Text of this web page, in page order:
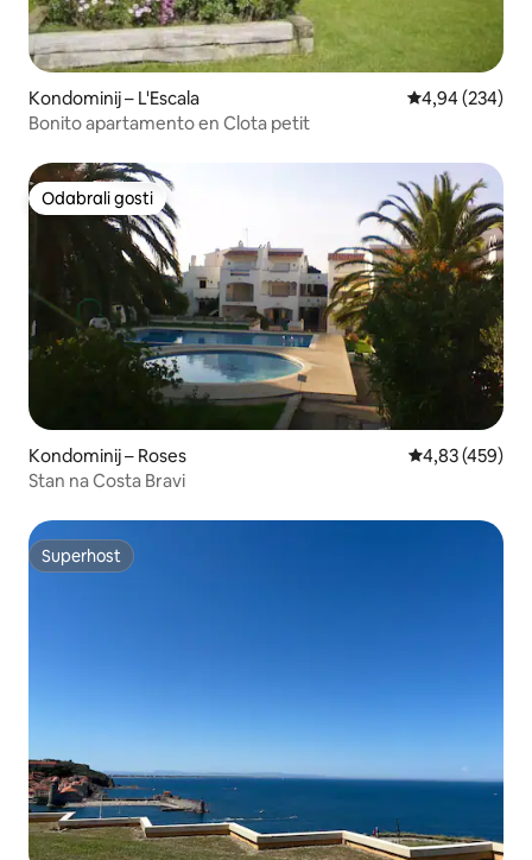
Kondominij – L'Escala Prosječna
4,94 (234)
Bonito apartamento en Clota petit
Odabrali gosti
Odabrali gosti
Kondominij – Roses Prosječna
4,83 (459)
Stan na Costa Bravi
Superhost
Superhost